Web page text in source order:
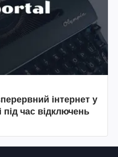
інтернет у
під час відключень